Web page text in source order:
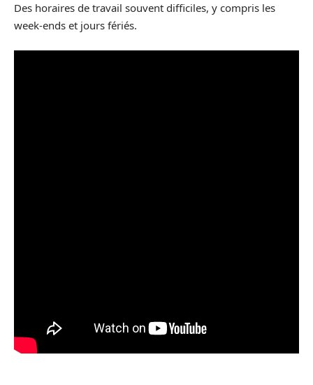
Des horaires de travail souvent difficiles, y compris les
week-ends et jours fériés.